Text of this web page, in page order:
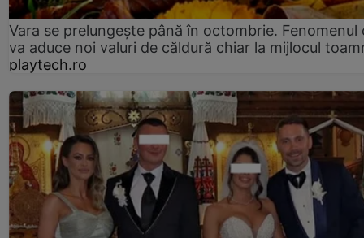
Vara se prelungeşte până în octombrie. Fenomenul
va aduce noi valuri de căldură chiar la mijlocul
playtech.ro